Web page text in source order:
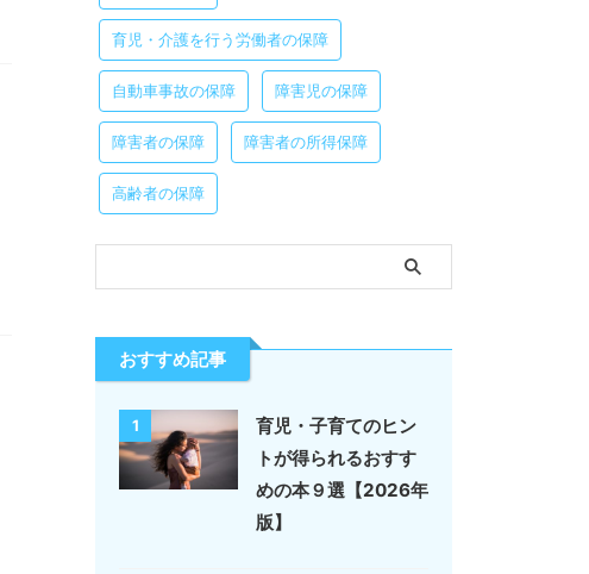
育児・介護を行う労働者の保障
自動車事故の保障 障害児の保障
障害者の保障 障害者の所得保障
高齢者の保障
おすすめ記事
1
育児・子育てのヒン
トが得られるおすす
めの本９選【2026年
版】